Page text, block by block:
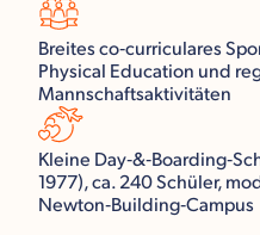
Breites co‑curriculares
Physical Education und
Mannschaftsaktivitäten
Kleine
1977), ca. 240 Schüler,
Newton‑Building‑Campus